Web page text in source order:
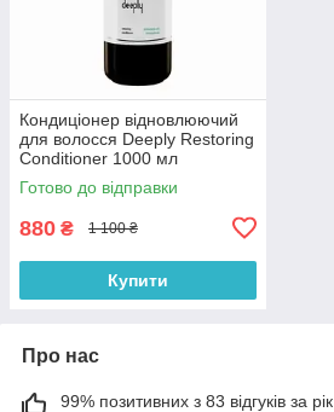
Кондиціонер відновлюючий
для волосся Deeply Restoring
Conditioner 1000 мл
Готово до відправки
880 ₴ 1 100 ₴
Купити
Про нас
99% позитивних з 83 відгуків за рік